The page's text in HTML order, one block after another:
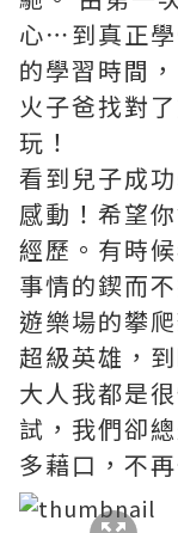
心⋯到真正
的學習時間
火子爸找對
玩！
看到兒子成
感動！希望
經歷。有時
事情的鍥而
遊樂場的攀
超級英雄，
大人我都是
試，我們卻
多藉口，不